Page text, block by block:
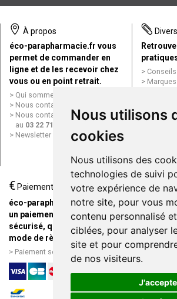
Nous utilisons
cookies
Nous utilisons des
technologies de suivi
votre expérience de
notre site, pour vous
contenu personnalisé
ciblées, pour analyser
site et pour
de nos visiteurs.
J'accepte
À propos
éco-parapharmacie.fr vous
permet de commander en
ligne et de les recevoir chez
vous ou en point retrait.
Qui sommes nous ?
Nous contacter par e-mail
Nous contacter par téléphone
au 03 22 71 64 10
Newsletter
Divers
ligne
€ Paiement
éco-parapharmacie.fr offre
un paiement entièrement
sécurisé, quel que soit le
mode de règlement
Paiement sécurisé et simple
recevez
point